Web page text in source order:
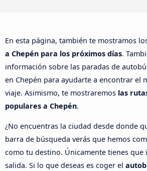
En esta página, también te mostramos
a Chepén para los próximos días.
información sobre las paradas de
en Chepén para ayudarte a encontrar el
viaje. Asimismo, te mostraremos las
populares a Chepén.
¿No encuentras la ciudad desde donde
barra de búsqueda verás que hemos
como tu destino. Únicamente tienes
salida. Si lo que deseas es coger el